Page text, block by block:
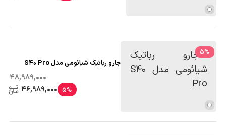
%
5
جارو رباتیک شیائومی مدل S40 Pro
48,989,000
5%
46,989,000